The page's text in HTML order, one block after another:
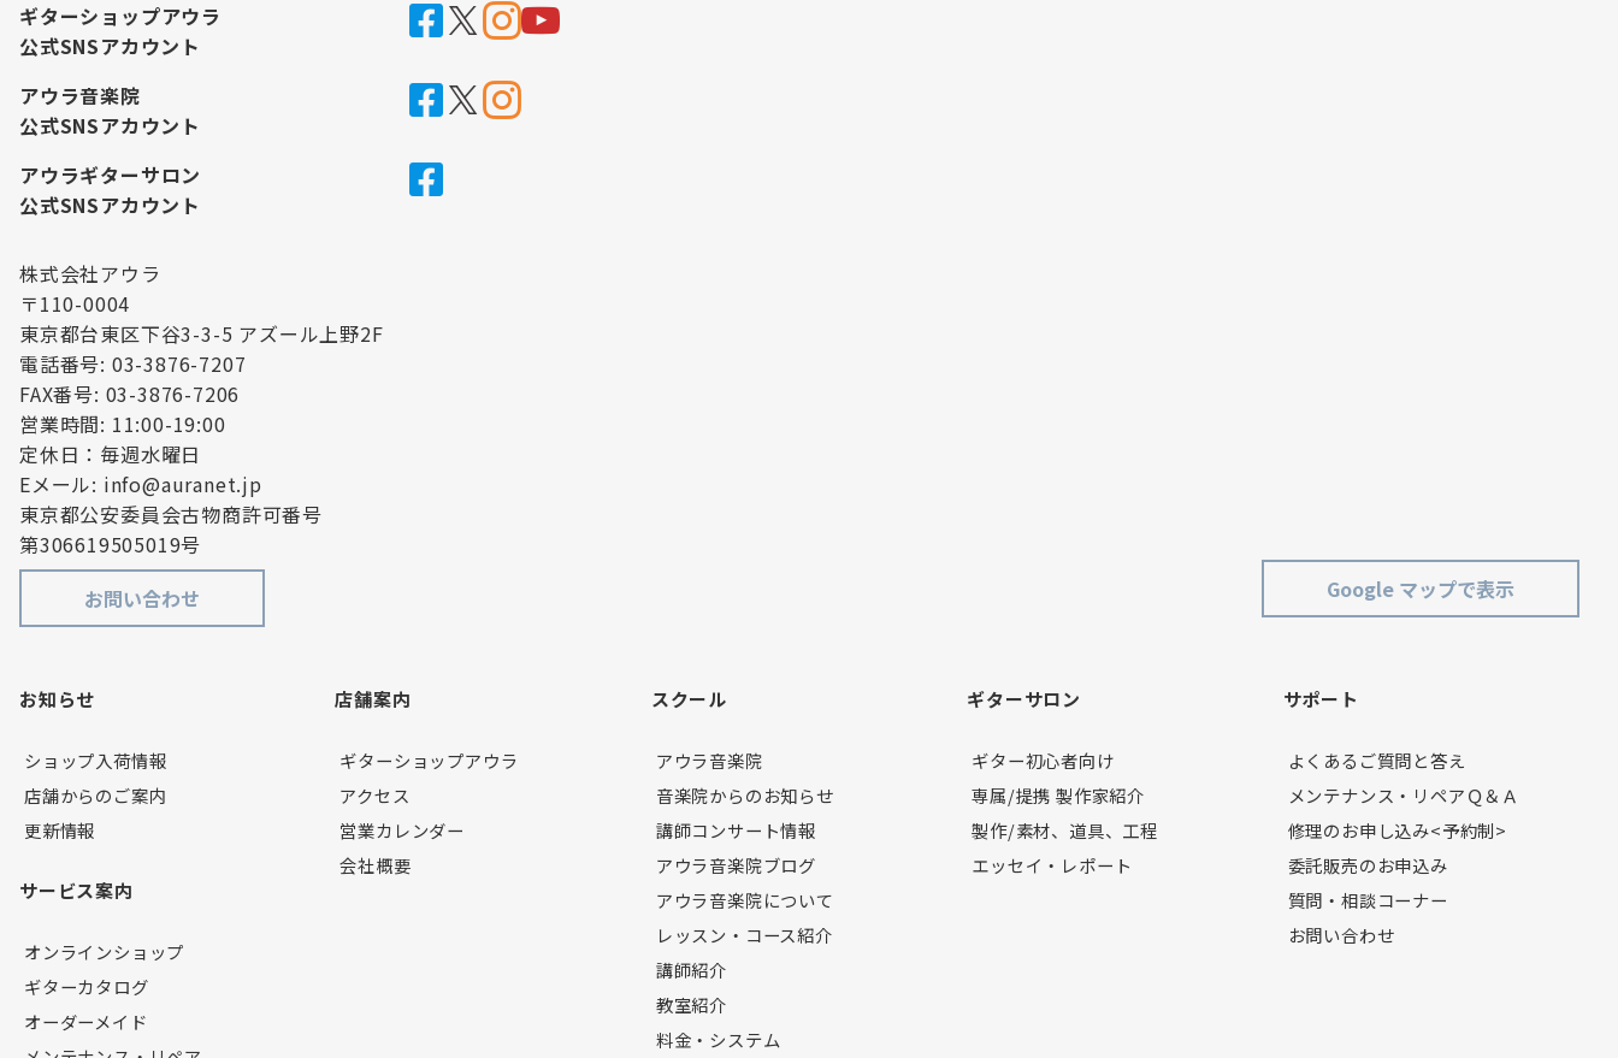
ギターショップアウラ
公式SNSアカウント
アウラ音楽院
公式SNSアカウント
アウラギターサロン
公式SNSアカウント
株式会社アウラ
〒110-0004
東京都台東区下谷3-3-5 アズール上野2F
電話番号: 03-3876-7207
FAX番号: 03-3876-7206
営業時間: 11:00-19:00
定休日：毎週水曜日
Eメール: info@auranet.jp
東京都公安委員会古物商許可番号
第306619505019号
お問い合わせ
Google マップで表示
お知らせ
ショップ入荷情報
店舗からのご案内
更新情報
サービス案内
オンラインショップ
ギターカタログ
オーダーメイド
店舗案内
ギターショップアウラ
アクセス
営業カレンダー
会社概要
スクール
アウラ音楽院
音楽院からのお知らせ
講師コンサート情報
アウラ音楽院ブログ
アウラ音楽院について
レッスン・コース紹介
講師紹介
教室紹介
料金・システム
ギターサロン
ギター初心者向け
専属/提携 製作家紹介
製作/素材、道具、工程
エッセイ・レポート
サポート
よくあるご質問と答え
メンテナンス・リペアＱ＆Ａ
修理のお申し込み<予約制>
委託販売のお申込み
質問・相談コーナー
お問い合わせ